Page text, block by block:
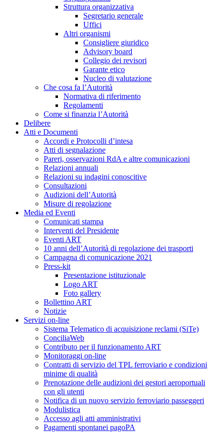
Struttura organizzativa
Segretario generale
Uffici
Altri organismi
Consigliere giuridico
Advisory board
Collegio dei revisori
Garante etico
Nucleo di valutazione
Che cosa fa l’Autorità
Normativa di riferimento
Regolamenti
Come si finanzia l’Autorità
Delibere
Atti e Documenti
Accordi e Protocolli d’intesa
Atti di segnalazione
Pareri, osservazioni RdA e altre comunicazioni
Relazioni annuali
Relazioni su indagini conoscitive
Consultazioni
Audizioni dell’Autorità
Misure di regolazione
Media ed Eventi
Comunicati stampa
Interventi del Presidente
Eventi ART
10 anni dell’Autorità di regolazione dei trasporti
Campagna di comunicazione 2021
Press-kit
Presentazione istituzionale
Logo ART
Foto gallery
Bollettino ART
Notizie
Servizi on-line
Sistema Telematico di acquisizione reclami (SiTe)
ConciliaWeb
Contributo per il funzionamento ART
Monitoraggi on-line
Contratti di servizio del TPL ferroviario e condizioni
minime di qualità
Prenotazione delle audizioni dei gestori aeroportuali
con gli utenti
Notifica di un nuovo servizio ferroviario passeggeri
Modulistica
Accesso agli atti amministrativi
Pagamenti spontanei pagoPA